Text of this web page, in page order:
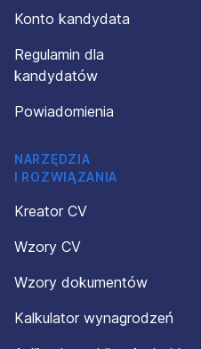
Konto kandydata
Regulamin dla
kandydatów
Powiadomienia
NARZĘDZIA
I ROZWIĄZANIA
Kreator CV
Wzory CV
Wzory dokumentów
Kalkulator wynagrodzeń